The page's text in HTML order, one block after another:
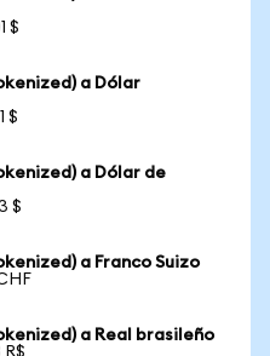
$
a Dólar
$
a Dólar de
$
a Franco Suizo
a Real brasileño
R$